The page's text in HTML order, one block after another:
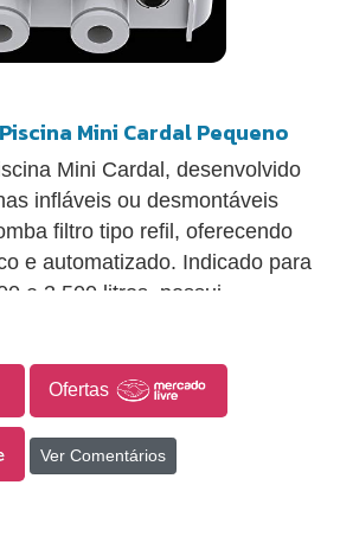
Mini Cardal Pequeno
Mini Cardal, desenvolvido
infláveis ou desmontáveis
filtro tipo refil, oferecendo
e automatizado. Indicado para
e 3.500 litros, possui
que desliga o
e controle. Fabricado
como termoplásticos e
durabilidade e
instalação, é uma solução
Ofertas
Ver Comentários